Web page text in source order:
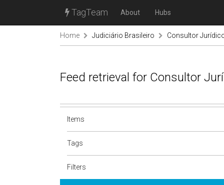
TagTeam About Hubs
Home Judiciário Brasileiro Consultor
Feed retrieval for Consultor
Items
Tags
Filters